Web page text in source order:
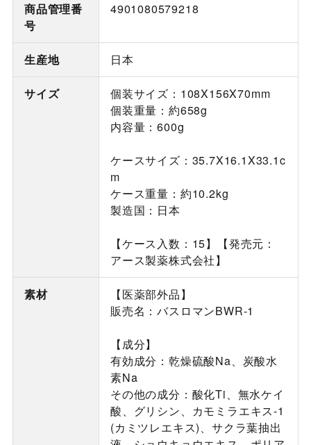
商品管理番
号
4901080579218
生産地 日本
サイズ
個装サイズ：108X156X70mm
個装重量：約658g
内容量：600g
ケースサイズ：35.7X16.1X33.1c
m
ケース重量：約10.2kg
製造国：日本
【ケース入数：15】【発売元：
アース製薬株式会社】
素材
【医薬部外品】
販売名：バスロマンBWR-1
【成分】
有効成分：乾燥硫酸Na、炭酸水
素Na
その他の成分：酸化Ti、無水ケイ
酸、グリシン、カモミラエキス-1
(カミツレエキス)、サクラ葉抽出